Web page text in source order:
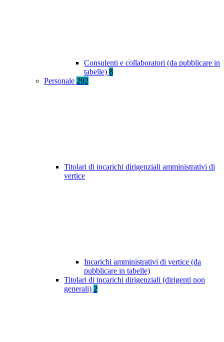
Consulenti e collaboratori (da pubblicare in
tabelle) 8
Personale 292
Titolari di incarichi dirigenziali amministrativi di
vertice
Incarichi amministrativi di vertice (da
pubblicare in tabelle)
Titolari di incarichi dirigenziali (dirigenti non
generali) 2